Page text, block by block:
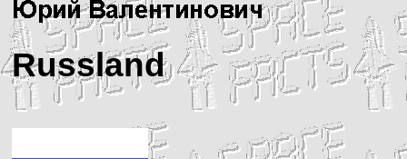
Russland